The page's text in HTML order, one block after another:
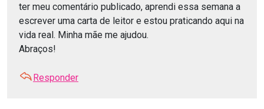
ter meu comentário publicado, aprendi essa semana a
escrever uma carta de leitor e estou praticando aqui na
vida real. Minha mãe me ajudou.
Abraços!
Responder